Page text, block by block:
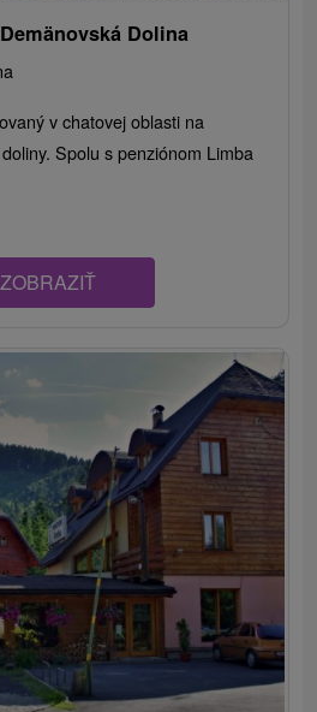
Dolina
v chatovej oblasti na
Spolu s penziónom Limba
ZOBRAZIŤ